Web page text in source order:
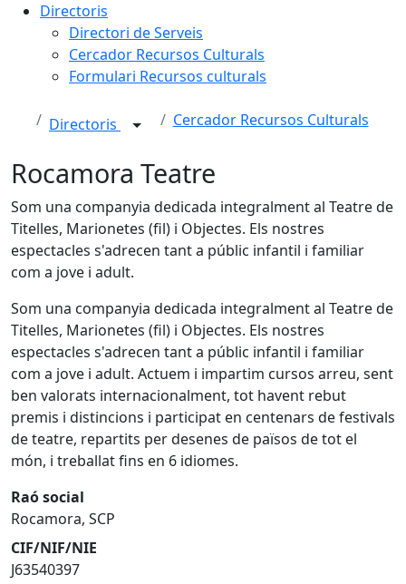
Directoris
Directori de Serveis
Cercador Recursos Culturals
Formulari Recursos culturals
Directoris Cercador Recursos Culturals
Rocamora Teatre
Som una companyia dedicada integralment al Teatre de
Titelles, Marionetes (fil) i Objectes. Els nostres
espectacles s'adrecen tant a públic infantil i familiar
com a jove i adult.
Som una companyia dedicada integralment al Teatre de
Titelles, Marionetes (fil) i Objectes. Els nostres
espectacles s'adrecen tant a públic infantil i familiar
com a jove i adult. Actuem i impartim cursos arreu, sent
ben valorats internacionalment, tot havent rebut
premis i distincions i participat en centenars de festivals
de teatre, repartits per desenes de països de tot el
món, i treballat fins en 6 idiomes.
Raó social
Rocamora, SCP
CIF/NIF/NIE
J63540397